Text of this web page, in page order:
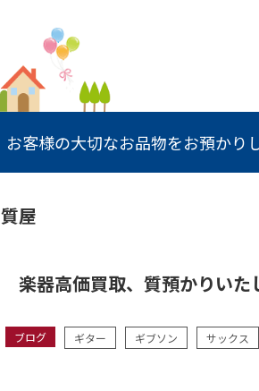
お客様の大切なお品物をお預かり
質屋
楽器高価買取、質預かりいた
ブログ ギター ギブソン サックス